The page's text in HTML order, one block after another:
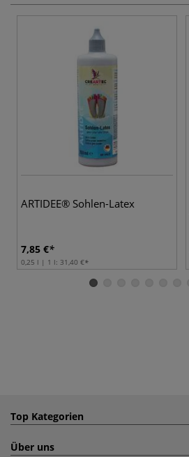
ARTIDEE® Sohlen-Latex
7,85 €
0,25 l | 1 l: 31,40 €
Top Kategorien
Über uns